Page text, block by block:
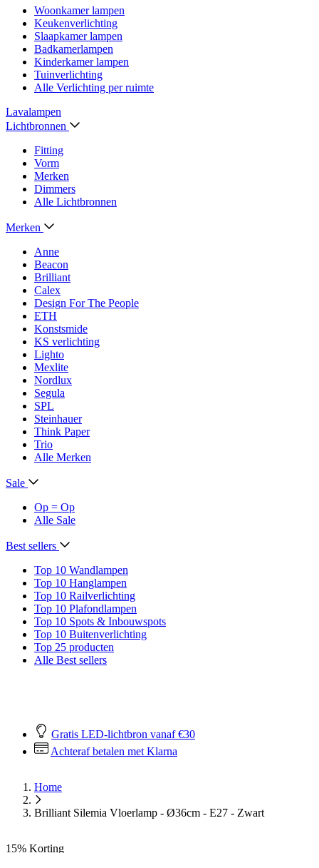
Woonkamer lampen
Keukenverlichting
Slaapkamer lampen
Badkamerlampen
Kinderkamer lampen
Tuinverlichting
Alle Verlichting per ruimte
Lavalampen
Lichtbronnen
Fitting
Vorm
Merken
Dimmers
Alle Lichtbronnen
Merken
Anne
Beacon
Brilliant
Calex
Design For The People
ETH
Konstsmide
KS verlichting
Lighto
Mexlite
Nordlux
Segula
SPL
Steinhauer
Think Paper
Trio
Alle Merken
Sale
Op = Op
Alle Sale
Best sellers
Top 10 Wandlampen
Top 10 Hanglampen
Top 10 Railverlichting
Top 10 Plafondlampen
Top 10 Spots & Inbouwspots
Top 10 Buitenverlichting
Top 25 producten
Alle Best sellers
Gratis LED-lichtbron vanaf €30
Achteraf betalen met Klarna
Home
Brilliant Silemia Vloerlamp - Ø36cm - E27 - Zwart
15% Korting